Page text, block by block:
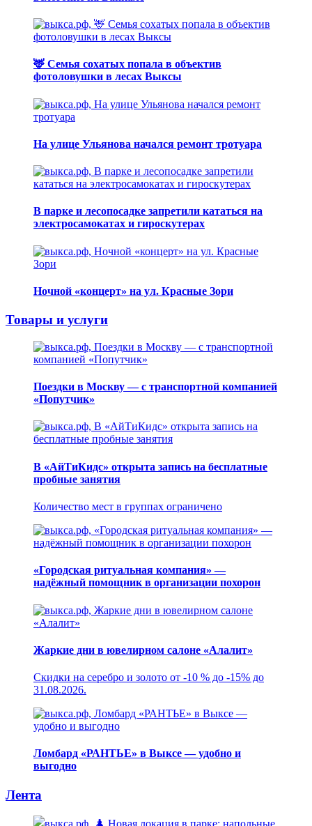
🦌 Семья сохатых попала в объектив
фотоловушки в лесах Выксы
На улице Ульянова начался ремонт тротуара
В парке и лесопосадке запретили кататься на
электросамокатах и гироскутерах
Ночной «концерт» на ул. Красные Зори
Товары и услуги
Поездки в Москву — с транспортной компанией
«Попутчик»
В «АйТиКидс» открыта запись на бесплатные
пробные занятия
Количество мест в группах ограничено
«Городская ритуальная компания» —
надёжный помощник в организации похорон
Жаркие дни в ювелирном салоне «Алалит»
Скидки на серебро и золото от -10 % до -15% до
31.08.2026.
Ломбард «РАНТЬЕ» в Выксе — удобно и
выгодно
Лента